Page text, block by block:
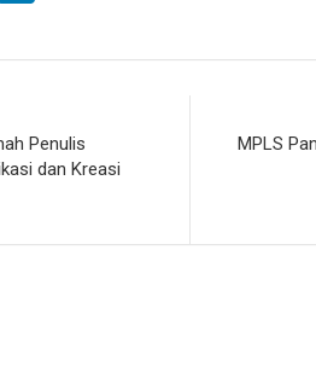
ke
n
Penulis
dan Kreasi
MPLS